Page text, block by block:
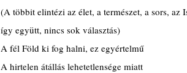
(A többit elintézi az élet, a természet, a sors, az
így együtt, nincs sok választás)
A fél Föld ki fog halni, ez egyértelmű
A hirtelen átállás lehetetlensége miatt